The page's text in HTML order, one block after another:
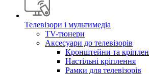
Телевізори і мультимедіа
TV-тюнери
Аксесуари до телевізорів
Кронштейни та
Настільні кріплення
Рамки для телевізорів